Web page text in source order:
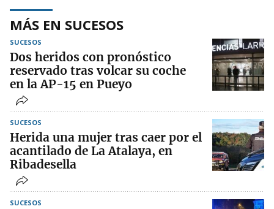
MÁS EN SUCESOS
SUCESOS
Dos heridos con pronóstico
reservado tras volcar su coche
en la AP-15 en Pueyo
SUCESOS
Herida una mujer tras caer por el
acantilado de La Atalaya, en
Ribadesella
SUCESOS